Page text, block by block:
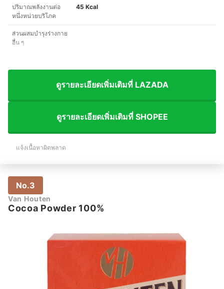
ปริมาณพลังงานต่อ
หนึ่งหน่วยบริโภค
45 Kcal
ส่วนผสมบำรุงร่างกาย
อื่น ๆ
ดูรายละเอียดเพิ่มเติมที่ LAZADA
ดูรายละเอียดเพิ่มเติมที่ SHOPEE
แจ้งเนื้อหาผิดพลาด
No.3
Van Houten
Cocoa Powder 100%